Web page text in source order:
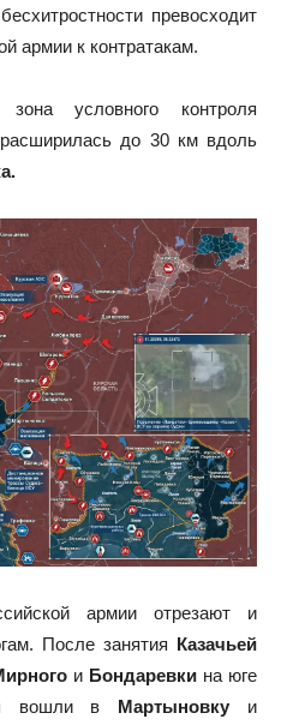
превосходит
армии к контратакам.
условного контроля
до 30 км вдоль
армии отрезают и
После занятия Казачьей
и Бондаревки на юге
вошли в Мартыновку и